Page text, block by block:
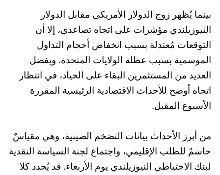
بينما يُظهر زوج الدولار الأمريكي مقابل الدولار
النيوزيلندي مؤشرات على اتجاه تصاعدي، إلا أن
التوقعات مُعتدلة بسبب انخفاض أحجام التداول
الموسمية بسبب عطلة الولايات المتحدة. ويفضل
العديد من المستثمرين البقاء على الحياد، في انتظار
اتجاه أوضح للأحداث الاقتصادية الرئيسية المقررة
الأسبوع المقبل.
من أبرز الأحداث بيانات التضخم الصينية، وهي مقياسٌ
حاسمٌ للطلب الإقليمي، واجتماع لجنة السياسة النقدية
لبنك الاحتياطي النيوزيلندي يوم الأربعاء. قد يُحدد كلا